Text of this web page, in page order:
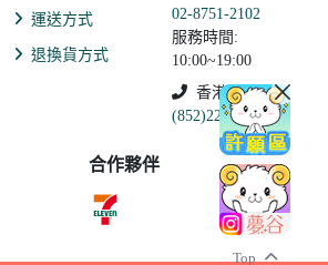
Top
運送方式
退換貨方式
02-8751-2102
服務時間:
10:00~19:00
香港
(852)2250-9311
合作夥伴